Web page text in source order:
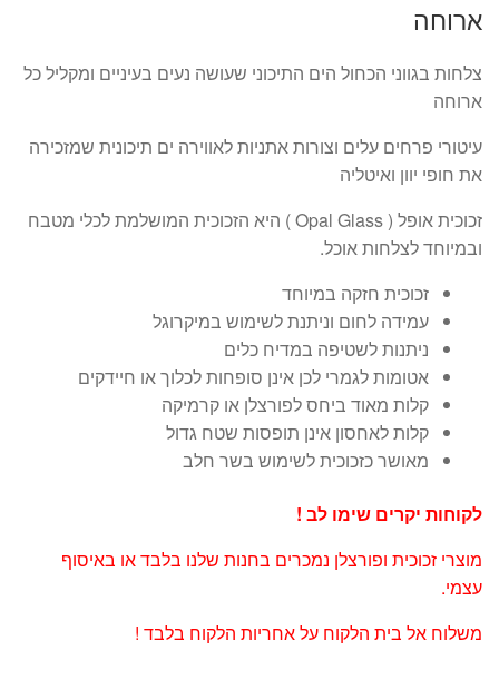
ארוחה
צלחות בגווני הכחול הים התיכוני שעושה נעים בעיניים ומקליל כל
ארוחה
עיטורי פרחים עלים וצורות אתניות לאווירה ים תיכונית שמזכירה
את חופי יוון ואיטליה
זכוכית אופל ( Opal Glass ) היא הזכוכית המושלמת לכלי מטבח
ובמיוחד לצלחות אוכל.
זכוכית חזקה במיוחד
עמידה לחום וניתנת לשימוש במיקרוגל
ניתנות לשטיפה במדיח כלים
אטומות לגמרי לכן אינן סופחות לכלוך או חיידקים
קלות מאוד ביחס לפורצלן או קרמיקה
קלות לאחסון אינן תופסות שטח גדול
מאושר כזכוכית לשימוש בשר חלב
לקוחות יקרים שימו לב !
מוצרי זכוכית ופורצלן נמכרים בחנות שלנו בלבד או באיסוף
עצמי.
משלוח אל בית הלקוח על אחריות הלקוח בלבד !